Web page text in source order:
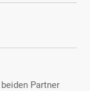
Partner